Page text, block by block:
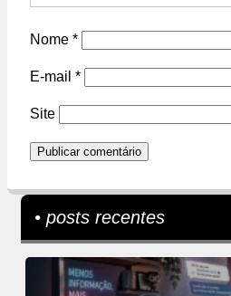
Nome *
E-mail *
Site
• posts recentes